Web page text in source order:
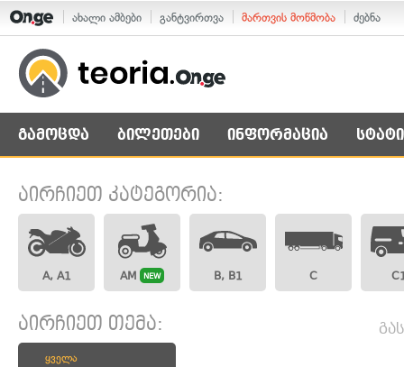
ახალი ამბები განტვირთვა მართვის მოწმობა ძებნა
გამოცდა ბილეთები ინფორმაცია
აირჩიეთ კატეგორია:
A, A1 AM NEW B, B1 C
აირჩიეთ თემა:
ყველა